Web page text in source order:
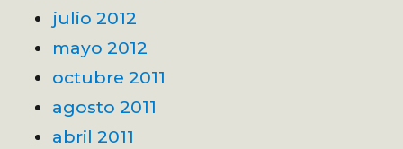
julio 2012
mayo 2012
octubre 2011
agosto 2011
abril 2011